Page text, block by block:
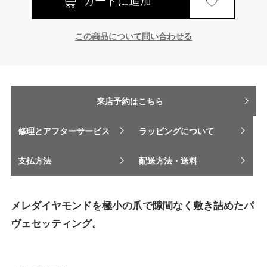
この商品について問い合わせる
来店予約はこちら
修理とアフターサービス ラッピングについて
支払方法 配送方法・送料
メレダイヤモンドを極小の爪で隙間なく敷き詰めたパ
ヴェセッティング。